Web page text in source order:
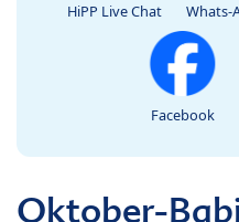
HiPP Live Chat Whats-
Facebook
Oktober-